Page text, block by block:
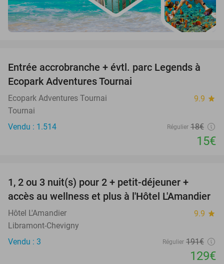
17%
Entrée accrobranche + évtl. parc Legends à
Ecopark Adventures Tournai
Ecopark Adventures Tournai 9.9 star
Tournai
Vendu : 1.514
Régulier 18€
15€
TODAY
1, 2 ou 3 nuit(s) pour 2 + petit-déjeuner +
accès au wellness et plus à l'Hôtel L'Amandier
Hôtel L'Amandier 9.9 star
Libramont-Chevigny
Vendu : 3
Régulier 191€
129€